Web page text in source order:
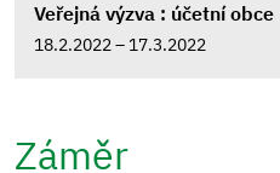
Veřejná výzva : účetní obce
18.2.2022 – 17.3.2022
Záměr